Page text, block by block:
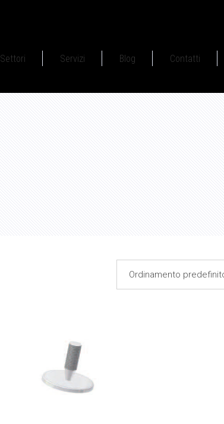
Settori Servizi Blog Contatti
Ordinamento
Aggiungi Al Carrello